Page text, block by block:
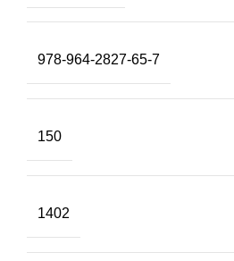
978-964-2827-65-7
150
1402